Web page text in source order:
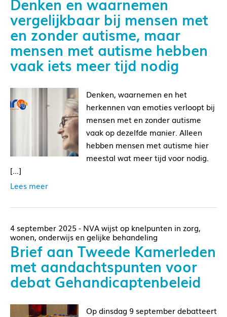
vergelijkbaar bij mensen met
en zonder autisme, maar
mensen met autisme hebben
vaak iets meer tijd nodig
Denken, waarnemen en het
herkennen van emoties verloopt bij
mensen met en zonder autisme
vaak op dezelfde manier. Alleen
hebben mensen met autisme hier
meestal wat meer tijd voor nodig.
[…]
Lees meer
4 september 2025 - NVA wijst op knelpunten in zorg,
wonen, onderwijs en gelijke behandeling
Brief aan Tweede Kamerleden
met aandachtspunten voor
debat Gehandicaptenbeleid
Op dinsdag 9 september debatteert